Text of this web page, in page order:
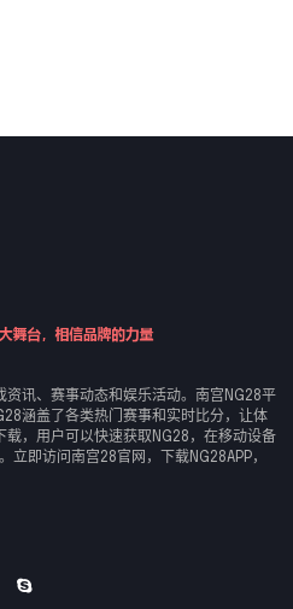
资讯、赛事动态和娱乐活动。南宫NG28平
涵盖了各类热门赛事和实时比分，让体
载，用户可以快速获取NG28，在移动设备
立即访问南宫28官网，下载NG28APP，